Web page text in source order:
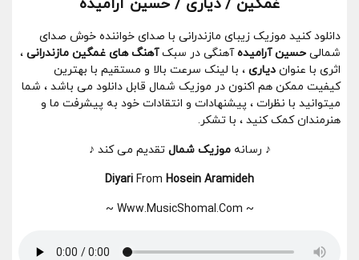
غمگین / دیاری / حسین آرامیده
دانلود کنید موزیک زیبای مازندرانی با صدای خواننده خوش صدای
شمالی حسین آرامیدهآهنگی در سبکآهنگ های غمگین مازندرانی ،
اثری با عنوان دیاری ، با لینک سرعت بالا و مستقیم با بهترین
کیفیت ممکن هم اکنون در موزیک شمال قابل دانلود می باشد ، شما
میتوانید با نظرات ، پیشنهادات و انتقادات خود به پیشرفت ما و
هنرمندان کمک کنید ، با تشکر.
♪ رسانهموزیک شمال تقدیم می کند ♪
Diyari From Hosein Aramideh
~ Www.MusicShomal.Com ~